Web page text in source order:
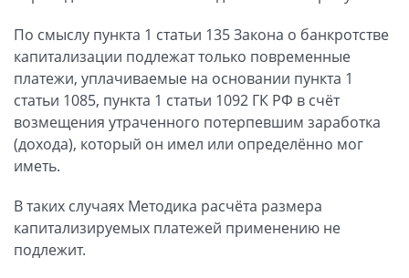
По смыслу пункта 1 статьи 135 Закона о банкротстве
капитализации подлежат только повременные
платежи, уплачиваемые на основании пункта 1
статьи 1085, пункта 1 статьи 1092 ГК РФ в счёт
возмещения утраченного потерпевшим заработка
(дохода), который он имел или определённо мог
иметь.
В таких случаях Методика расчёта размера
капитализируемых платежей применению не
подлежит.